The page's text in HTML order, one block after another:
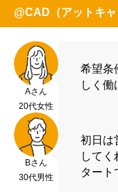
@CAD（アットキ
Aさん
20代女性
希望条
しく働
Bさん
30代男性
初日は
してく
タート